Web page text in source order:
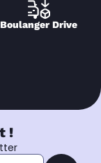
Boulanger Drive
!